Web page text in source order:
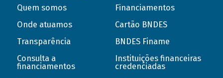
Quem somos
Onde atuamos
Transparência
Consulta a
financiamentos
Financiamentos
Cartão BNDES
BNDES Finame
Instituições financeiras
credenciadas